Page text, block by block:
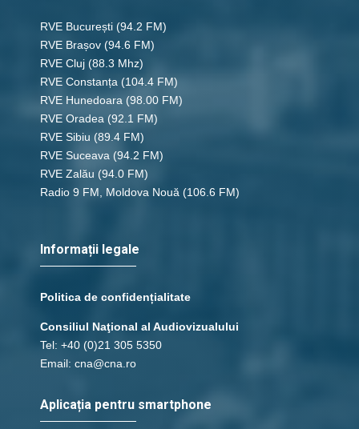
RVE București (94.2 FM)
RVE Brașov (94.6 FM)
RVE Cluj (88.3 Mhz)
RVE Constanța (104.4 FM)
RVE Hunedoara (98.00 FM)
RVE Oradea (92.1 FM)
RVE Sibiu (89.4 FM)
RVE Suceava (94.2 FM)
RVE Zalău (94.0 FM)
Radio 9 FM, Moldova Nouă (106.6 FM)
Informații legale
Politica de confidențialitate
Consiliul Naţional al Audiovizualului
Tel: +40 (0)21 305 5350
Email: cna@cna.ro
Aplicația pentru smartphone